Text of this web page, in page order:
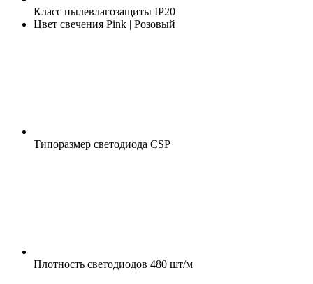
Класс пылевлагозащиты IP20
Цвет свечения Pink | Розовый
Типоразмер светодиода CSP
Плотность светодиодов 480 шт/м